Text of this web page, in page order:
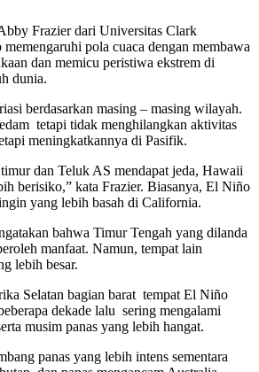
Frazier dari Universitas Clark
pola cuaca dengan membawa
dan memicu peristiwa ekstrem di
dunia.
berdasarkan masing – masing wilayah.
tetapi tidak menghilangkan aktivitas
meningkatkannya di Pasifik.
dan Teluk AS mendapat jeda, Hawaii
berisiko,” kata Frazier. Biasanya, El Niño
yang lebih basah di California.
bahwa Timur Tengah yang dilanda
manfaat. Namun, tempat lain
lebih besar.
Selatan bagian barat tempat El Niño
dekade lalu sering mengalami
musim panas yang lebih hangat.
panas yang lebih intens sementara